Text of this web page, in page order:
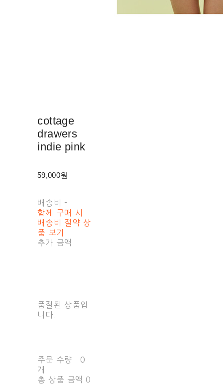
cottage
drawers
indie pink
59,000원
배송비 -
함께 구매 시
배송비 절약 상
품 보기
추가 금액
품절된 상품입
니다.
주문 수량
0
개
총 상품 금액 0